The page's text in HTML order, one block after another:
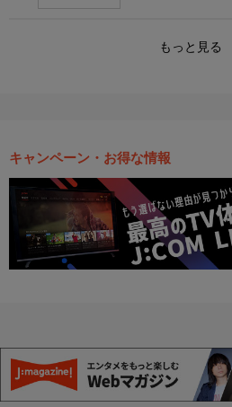
もっと見る
キャンペーン・お得な情報